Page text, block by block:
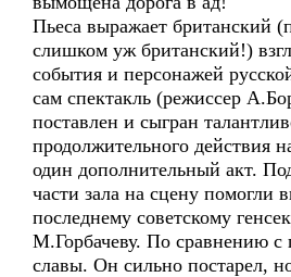
Пьеса выражает британский
слишком уж британский!)
события и персонажей
сам спектакль (режиссер
поставлен и сыгран
продолжительного действия
один дополнительный акт.
части зала на сцену помогли
последнему советскому
М.Горбачеву. По сравнению с
славы. Он сильно постарел,